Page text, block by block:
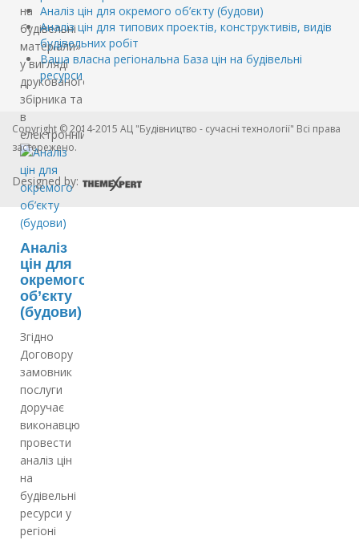
на
будівельні
матеріали»
у вигляді
друкованого
збірника та
в
електронній…
Аналіз
цін для
окремого
об’єкту
(будови)
Згідно
Договору
замовник
послуги
доручає
виконавцю
провести
аналіз цін
на
будівельні
ресурси у
регіоні
Аналіз цін для окремого об’єкту (будови)
Аналіз цін для типових проектів, конструктивів, видів
будівельних робіт
Ваша власна регіональна База цін на будівельні
ресурси
Copyright © 2014-2015 АЦ "Будівництво - сучасні технології" Всі права
застережено.
Designed by: